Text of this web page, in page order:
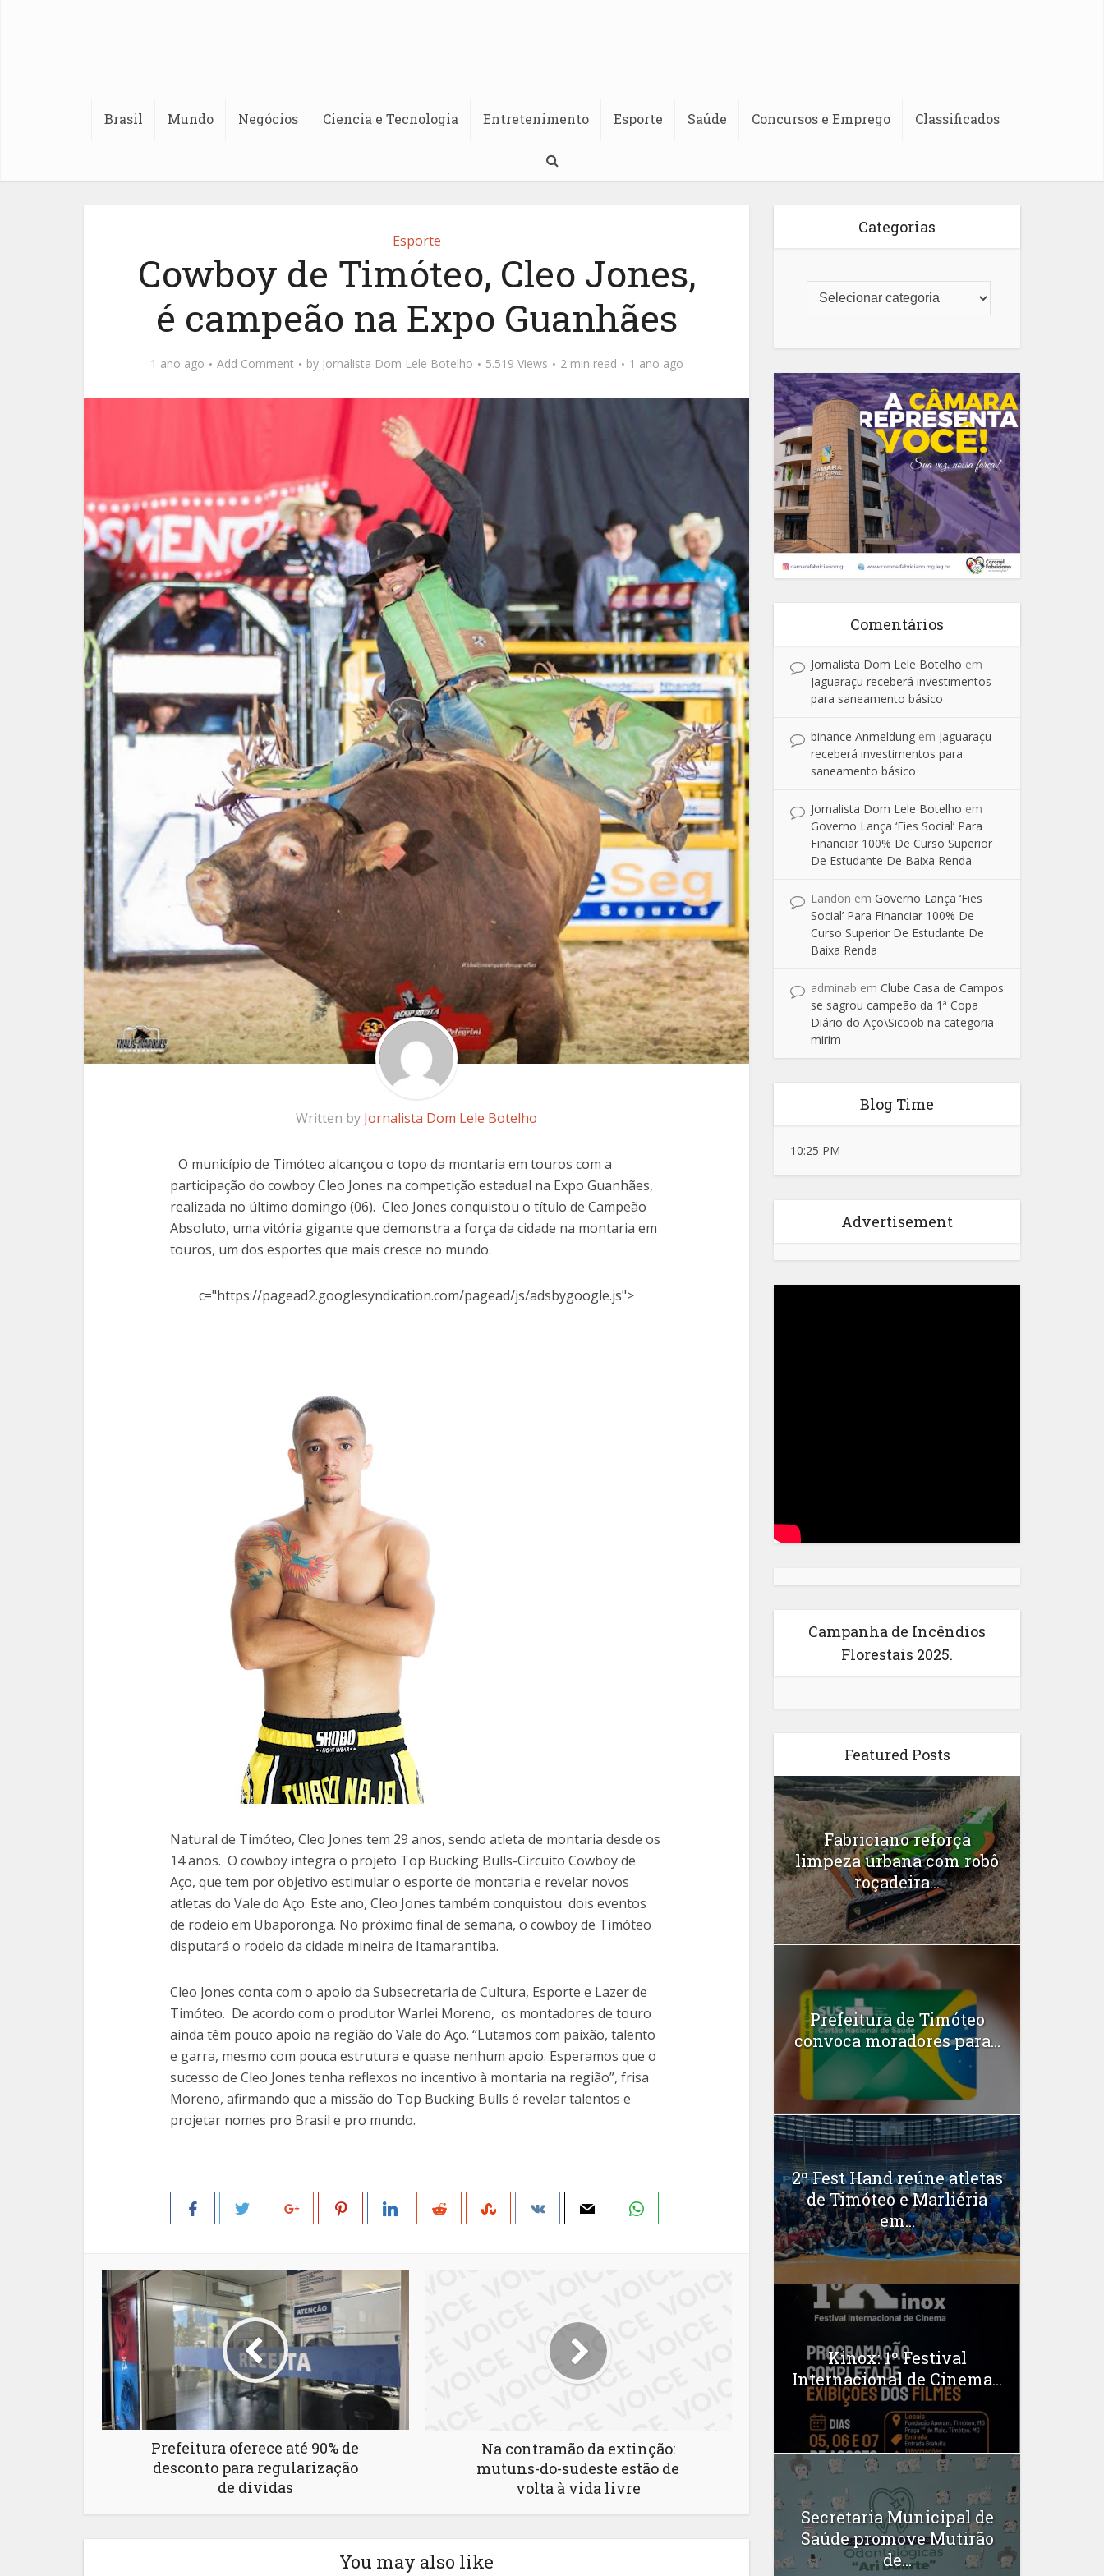
Brasil Mundo Negócios Ciencia e Tecnologia Entretenimento Esporte Saúde Concursos e Emprego Classificados
Esporte
Cowboy de Timóteo, Cleo Jones,
é campeão na Expo Guanhães
1 ano ago Add Comment by Jornalista Dom Lele Botelho 5.519 Views 2 min read 1 ano ago
Written by Jornalista Dom Lele Botelho
O município de Timóteo alcançou o topo da montaria em touros com a
participação do cowboy Cleo Jones na competição estadual na Expo Guanhães,
realizada no último domingo (06). Cleo Jones conquistou o título de Campeão
Absoluto, uma vitória gigante que demonstra a força da cidade na montaria em
touros, um dos esportes que mais cresce no mundo.
c="https://pagead2.googlesyndication.com/pagead/js/adsbygoogle.js">
Natural de Timóteo, Cleo Jones tem 29 anos, sendo atleta de montaria desde os
14 anos. O cowboy integra o projeto Top Bucking Bulls-Circuito Cowboy de
Aço, que tem por objetivo estimular o esporte de montaria e revelar novos
atletas do Vale do Aço. Este ano, Cleo Jones também conquistou dois eventos
de rodeio em Ubaporonga. No próximo final de semana, o cowboy de Timóteo
disputará o rodeio da cidade mineira de Itamarantiba.
Cleo Jones conta com o apoio da Subsecretaria de Cultura, Esporte e Lazer de
Timóteo. De acordo com o produtor Warlei Moreno, os montadores de touro
ainda têm pouco apoio na região do Vale do Aço. “Lutamos com paixão, talento
e garra, mesmo com pouca estrutura e quase nenhum apoio. Esperamos que o
sucesso de Cleo Jones tenha reflexos no incentivo à montaria na região”, frisa
Moreno, afirmando que a missão do Top Bucking Bulls é revelar talentos e
projetar nomes pro Brasil e pro mundo.
Prefeitura oferece até 90% de
desconto para regularização
de dívidas
Na contramão da extinção:
mutuns-do-sudeste estão de
volta à vida livre
You may also like
Categorias
Comentários
Jornalista Dom Lele Botelho em
Jaguaraçu receberá investimentos
para saneamento básico
binance Anmeldung em Jaguaraçu
receberá investimentos para
saneamento básico
Jornalista Dom Lele Botelho em
Governo Lança ‘Fies Social’ Para
Financiar 100% De Curso Superior
De Estudante De Baixa Renda
Landon em Governo Lança ‘Fies
Social’ Para Financiar 100% De
Curso Superior De Estudante De
Baixa Renda
adminab em Clube Casa de Campos
se sagrou campeão da 1ª Copa
Diário do Aço\Sicoob na categoria
mirim
Blog Time
10:25 PM
Advertisement
Campanha de Incêndios
Florestais 2025.
Featured Posts
Fabriciano reforça
limpeza urbana com robô
roçadeira...
Prefeitura de Timóteo
convoca moradores para...
2º Fest Hand reúne atletas
de Timóteo e Marliéria
em...
Kinox: 1º Festival
Internacional de Cinema...
Secretaria Municipal de
Saúde promove Mutirão
de...